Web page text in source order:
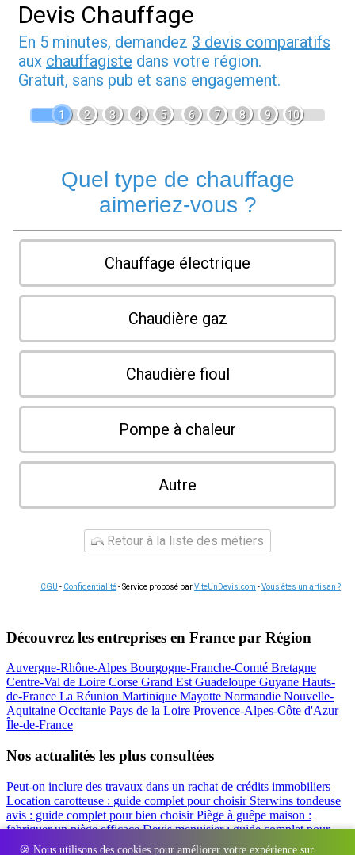
🍪 Nous utilisons des cookies pour améliorer votre expérience sur
Devis Chauffage
En 5 minutes, demandez 3 devis comparatifs
aux chauffagiste dans votre région.
Gratuit, sans pub et sans engagement.
1 2 3 4 5 6 7 8 9 10
Quel type de chauffage
aimeriez-vous ?
Chauffage électrique
Chaudière gaz
Chaudière fioul
Pompe à chaleur
Autre
Retour à la liste des métiers
CGU - Confidentialité- Service proposé parViteUnDevis.com -Vous êtes un artisan ?
Découvrez les entreprises en France par Région
Auvergne-Rhône-Alpes Bourgogne-Franche-Comté Bretagne
Centre-Val de Loire Corse Grand EstGuadeloupe Guyane Hauts-
de-France La Réunion Martinique Mayotte Normandie Nouvelle-
Aquitaine Occitanie Pays de la Loire Provence-Alpes-Côte d'Azur
Île-de-France
Nos actualités les plus consultées
Peut-on inclure des travaux dans un rachat de crédits immobiliers
Location carotteuse : guide complet pour choisir Sterwins tondeuse
avis : guide complet pour bien choisirPiège à guêpe maison :
fabriquer un piège efficaceDevis menuisier : guide complet pour
obtenir le meilleur prix
Simulation rachat de crédit : regrouper prêt